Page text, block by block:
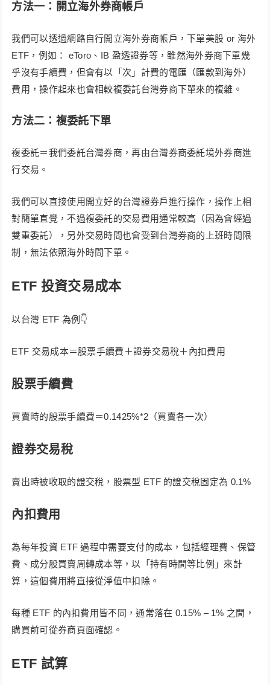
方法一：開立海外券商帳戶
我們可以透過網路自行開立海外券商帳戶，下單美股 or 海外
ETF，例如： eToro、IB 盈透證券等，雖然海外券商下單幾
乎沒有手續費，但會有以「次」計費的電匯（匯款到海外）
費用，操作起來也會相較複委託台灣券商下單來的複雜。
方法二：複委託下單
複委託＝我們委託台灣券商，再由台灣券商委託境外券商進
行交易。
我們可以直接使用開立好的台灣證券戶進行操作，操作上相
對簡單直覺，不過複委託的交易費用通常較高（因為會經過
雙重委託），另外交易時間也會受到台灣券商的上班時間限
制，無法依照海外時間下單。
ETF 投資交易成本
以台灣 ETF 為例👇
ETF 交易成本＝股票手續費＋證券交易稅＋內扣費用
股票手續費
買賣時的股票手續費＝0.1425%*2（買賣各一次）
證券交易稅
賣出時被收取的證交稅，股票型 ETF 的證交稅固定為 0.1%
內扣費用
為每年投資 ETF 過程中需要支付的成本，包括經理費、保管
費、成分股買賣周轉成本等，以「持有時間等比例」來計
算，這個費用將直接從淨值中扣除。
每種 ETF 的內扣費用皆不同，通常落在 0.15% – 1% 之間，
購買前可從券商頁面確認。
ETF 試算